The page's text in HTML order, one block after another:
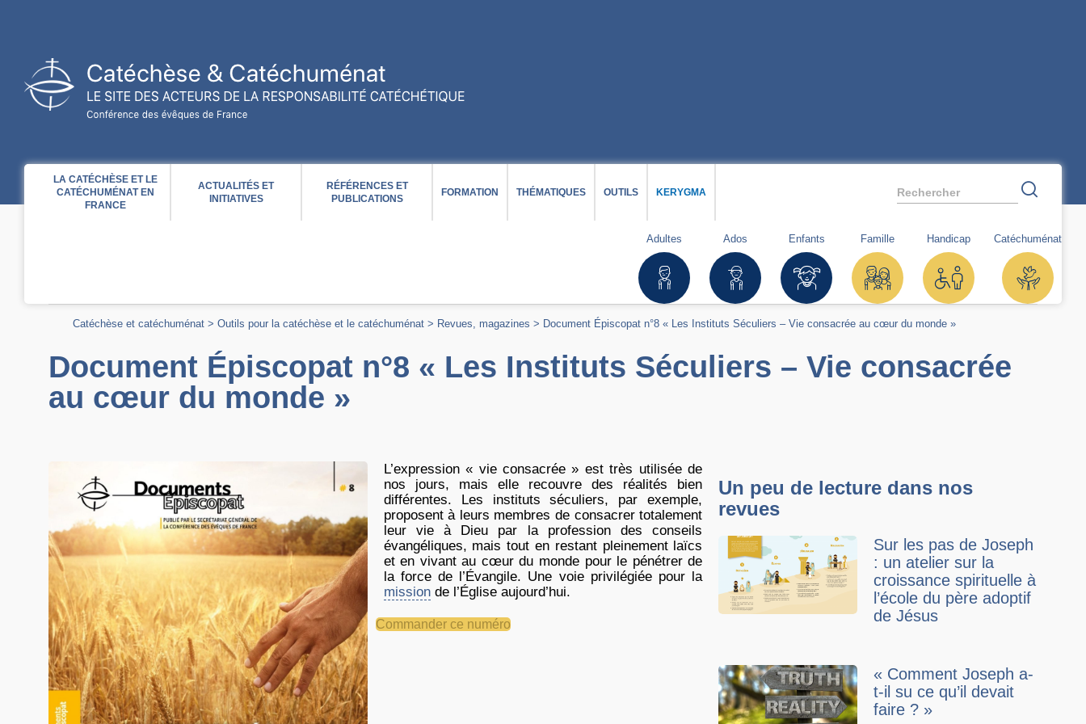
Rechercher
LA CATÉCHÈSE ET LE
CATÉCHUMÉNAT EN
FRANCE
ACTUALITÉS ET
INITIATIVES
RÉFÉRENCES ET
PUBLICATIONS
FORMATION THÉMATIQUES OUTILS KERYGMA
Adultes Ados Enfants Famille Handicap Catéchuménat
Catéchèse et catéchuménat > Outils pour la catéchèse et le catéchuménat > Revues, magazines > Document Épiscopat n°8 « Les Instituts Séculiers – Vie consacrée au cœur du monde »
Document Épiscopat n°8 « Les Instituts Séculiers – Vie consacrée
au cœur du monde »
L’expression « vie consacrée » est très utilisée de
nos jours, mais elle recouvre des réalités bien
différentes. Les instituts séculiers, par exemple,
proposent à leurs membres de consacrer totalement
leur vie à Dieu par la profession des conseils
évangéliques, mais tout en restant pleinement laïcs
et en vivant au cœur du monde pour le pénétrer de
la force de l’Évangile. Une voie privilégiée pour la
missionde l’Église aujourd’hui.
Commander ce numéro
Un peu de lecture dans nos
revues
Sur les pas de Joseph
: un atelier sur la
croissance spirituelle à
l’école du père adoptif
de Jésus
« Comment Joseph a-
t-il su ce qu’il devait
faire ? »